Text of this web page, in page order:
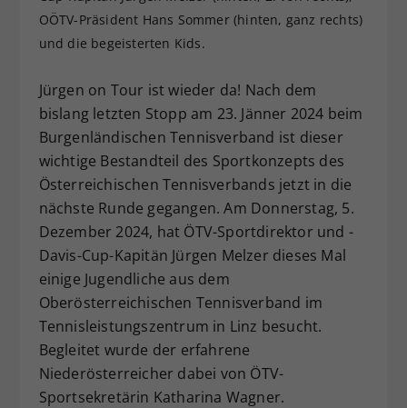
OÖTV-Präsident Hans Sommer (hinten, ganz rechts)
und die begeisterten Kids.
Jürgen on Tour ist wieder da! Nach dem
bislang letzten Stopp am 23. Jänner 2024 beim
Burgenländischen Tennisverband ist dieser
wichtige Bestandteil des Sportkonzepts des
Österreichischen Tennisverbands jetzt in die
nächste Runde gegangen. Am Donnerstag, 5.
Dezember 2024, hat ÖTV-Sportdirektor und -
Davis-Cup-Kapitän Jürgen Melzer dieses Mal
einige Jugendliche aus dem
Oberösterreichischen Tennisverband im
Tennisleistungszentrum in Linz besucht.
Begleitet wurde der erfahrene
Niederösterreicher dabei von ÖTV-
Sportsekretärin Katharina Wagner.
Zweck
Dieser Wert speichert Ihre Consent-
Einstellungen. Unter anderem eine
historische Speicherung Ihrer
Webseiten-Betreiber dies eingestellt
hat.